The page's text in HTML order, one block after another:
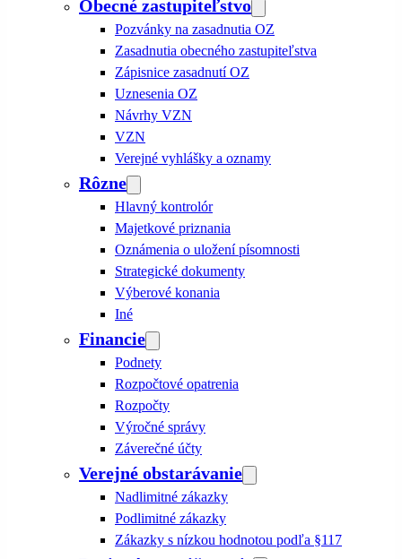
Obecné zastupiteľstvo
Pozvánky na zasadnutia OZ
Zasadnutia obecného zastupiteľstva
Zápisnice zasadnutí OZ
Uznesenia OZ
Návrhy VZN
VZN
Verejné vyhlášky a oznamy
Rôzne
Hlavný kontrolór
Majetkové priznania
Oznámenia o uložení písomnosti
Strategické dokumenty
Výberové konania
Iné
Financie
Podnety
Rozpočtové opatrenia
Rozpočty
Výročné správy
Záverečné účty
Verejné obstarávanie
Nadlimitné zákazky
Podlimitné zákazky
Zákazky s nízkou hodnotou podľa §117